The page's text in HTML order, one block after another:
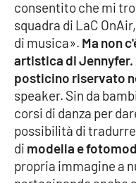
Parchi Marini
Leggendo Alvaro
Imprese Di Calabria
Le perfidie di
Venti di
consentito che mi
squadra di LaC
di musica». Ma non
artistica di Jennyfer.
posticino riservato
speaker. Sin da
corsi di danza per
possibilità di
di modella e
propria immagine a